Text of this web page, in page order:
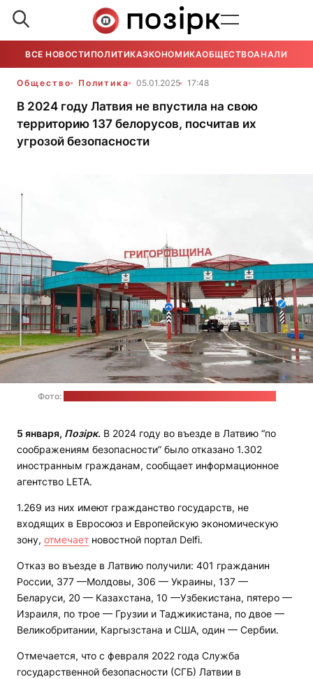
ВСЕ НОВОСТИ ПОЛИТИКАЭКОНОМИКАОБЩЕСТВОАНАЛИТИКА
Общество Политика 05.01.2025 17:48
В 2024 году Латвия не впустила на свою
территорию 137 белорусов, посчитав их
угрозой безопасности
Фото:
5 января, Позірк. В 2024 году во въезде в Латвию “по
соображениям безопасности” было отказано 1.302
иностранным гражданам, сообщает информационное
агентство LETA.
1.269 из них имеют гражданство государств, не
входящих в Евросоюз и Европейскую экономическую
зону, отмечает новостной портал Delfi.
Отказ во въезде в Латвию получили: 401 гражданин
России, 377 —Молдовы, 306 — Украины, 137 —
Беларуси, 20 — Казахстана, 10 —Узбекистана, пятеро —
Израиля, по трое — Грузии и Таджикистана, по двое —
Великобритании, Каргызстана и США, один — Сербии.
Отмечается, что с февраля 2022 года Служба
государственной безопасности (СГБ) Латвии в